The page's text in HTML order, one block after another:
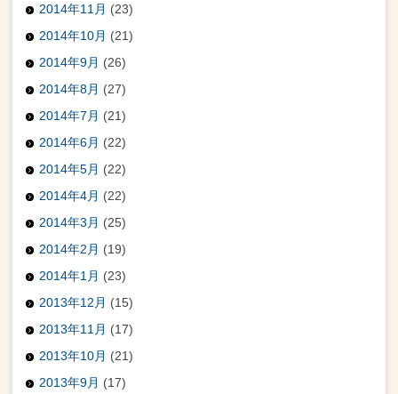
2014年11月 (23)
2014年10月 (21)
2014年9月 (26)
2014年8月 (27)
2014年7月 (21)
2014年6月 (22)
2014年5月 (22)
2014年4月 (22)
2014年3月 (25)
2014年2月 (19)
2014年1月 (23)
2013年12月 (15)
2013年11月 (17)
2013年10月 (21)
2013年9月 (17)